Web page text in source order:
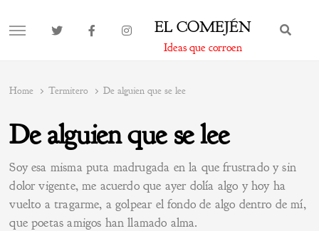
MENU EL COMEJÉN
Ideas que corroen
Home Termitero De alguien que se lee
De alguien que se lee
Soy esa misma puta madrugada en la que frustrado y sin
dolor vigente, me acuerdo que ayer dolía algo y hoy ha
vuelto a tragarme, a golpear el fondo de algo dentro de mí,
que poetas amigos han llamado alma.